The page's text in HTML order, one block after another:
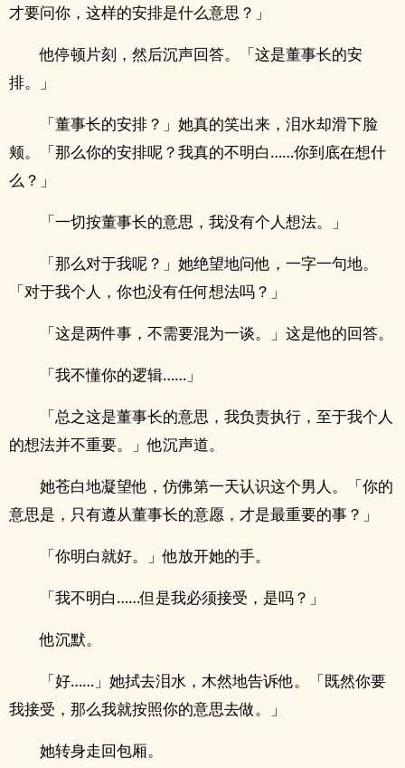
才要问你，这样的安排是什么意思？」
他停顿片刻，然后沉声回答。「这是董事长的安
排。」
「董事长的安排？」她真的笑出来，泪水却滑下脸
颊。「那么你的安排呢？我真的不明白……你到底在想什
么？」
「一切按董事长的意思，我没有个人想法。」
「那么对于我呢？」她绝望地问他，一字一句地。
「对于我个人，你也没有任何想法吗？」
「这是两件事，不需要混为一谈。」这是他的回答。
「我不懂你的逻辑……」
「总之这是董事长的意思，我负责执行，至于我个人
的想法并不重要。」他沉声道。
她苍白地凝望他，仿佛第一天认识这个男人。「你的
意思是，只有遵从董事长的意愿，才是最重要的事？」
「你明白就好。」他放开她的手。
「我不明白……但是我必须接受，是吗？」
他沉默。
「好……」她拭去泪水，木然地告诉他。「既然你要
我接受，那么我就按照你的意思去做。」
她转身走回包厢。